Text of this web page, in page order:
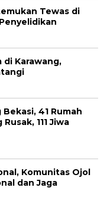
Tewas di
di Karawang,
41 Rumah
111 Jiwa
Komunitas Ojol
dan Jaga